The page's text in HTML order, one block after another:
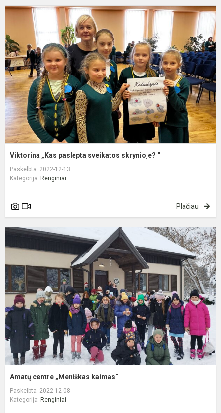
Viktorina „Kas paslėpta sveikatos skrynioje? “
Paskelbta: 2022-12-13
Kategorija: Renginiai
Plačiau
Amatų centre „Meniškas kaimas“
Paskelbta: 2022-12-08
Kategorija: Renginiai